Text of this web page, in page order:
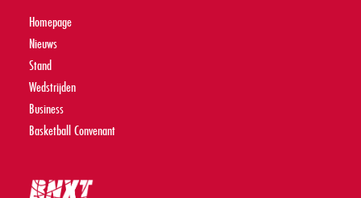
Homepage
Nieuws
Stand
Wedstrijden
Business
Basketball Convenant